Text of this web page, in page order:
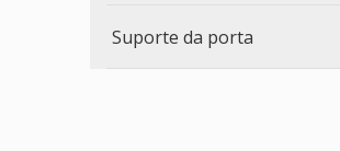
Suporte da porta